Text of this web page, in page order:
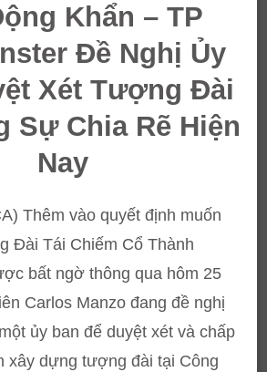
Khẩn – TP
Đề Nghị Ủy
Xét Tượng Đài
Sự Chia Rẽ Hiện
Nay
Thêm vào quyết định muốn
Đài Tái Chiếm Cổ Thành
bất ngờ thông qua hôm 25
Carlos Manzo đang đề nghị
ủy ban để duyệt xét và chấp
xây dựng tượng đài tại Công